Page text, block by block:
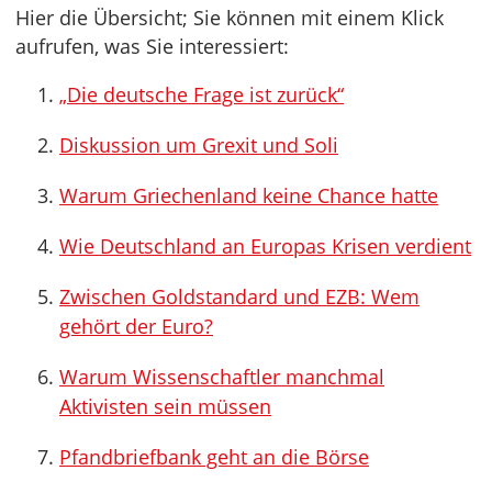
Hier die Übersicht; Sie können mit einem Klick
aufrufen, was Sie interessiert:
„Die deutsche Frage ist zurück“
Diskussion um Grexit und Soli
Warum Griechenland keine Chance hatte
Wie Deutschland an Europas Krisen verdient
Zwischen Goldstandard und EZB: Wem
gehört der Euro?
Warum Wissenschaftler manchmal
Aktivisten sein müssen
Pfandbriefbank geht an die Börse